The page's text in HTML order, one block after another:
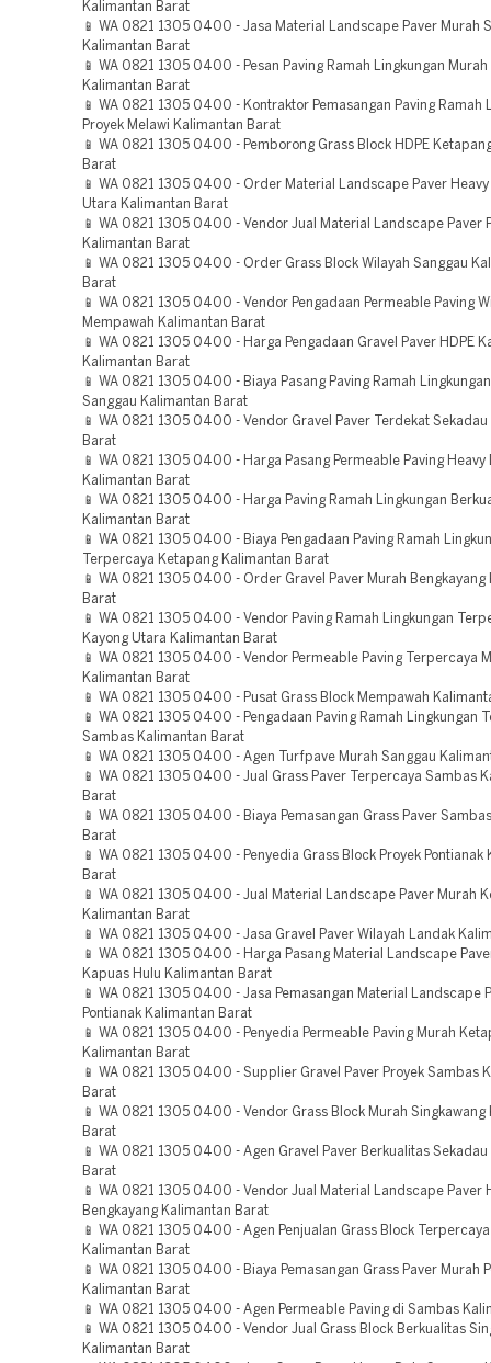
Kalimantan Barat
📱 WA 0821 1305 0400 - Jasa Material Landscape Paver Murah
Kalimantan Barat
📱 WA 0821 1305 0400 - Pesan Paving Ramah Lingkungan Murah
Kalimantan Barat
📱 WA 0821 1305 0400 - Kontraktor Pemasangan Paving Ramah
Proyek Melawi Kalimantan Barat
📱 WA 0821 1305 0400 - Pemborong Grass Block HDPE
Barat
📱 WA 0821 1305 0400 - Order Material Landscape Paver Heavy
Utara Kalimantan Barat
📱 WA 0821 1305 0400 - Vendor Jual Material Landscape Paver
Kalimantan Barat
📱 WA 0821 1305 0400 - Order Grass Block Wilayah Sanggau
Barat
📱 WA 0821 1305 0400 - Vendor Pengadaan Permeable Paving
Mempawah Kalimantan Barat
📱 WA 0821 1305 0400 - Harga Pengadaan Gravel Paver HDPE
Kalimantan Barat
📱 WA 0821 1305 0400 - Biaya Pasang Paving Ramah
Sanggau Kalimantan Barat
📱 WA 0821 1305 0400 - Vendor Gravel Paver Terdekat
Barat
📱 WA 0821 1305 0400 - Harga Pasang Permeable Paving Heavy
Kalimantan Barat
📱 WA 0821 1305 0400 - Harga Paving Ramah Lingkungan
Kalimantan Barat
📱 WA 0821 1305 0400 - Biaya Pengadaan Paving Ramah
Terpercaya Ketapang Kalimantan Barat
📱 WA 0821 1305 0400 - Order Gravel Paver Murah Bengkayang
Barat
📱 WA 0821 1305 0400 - Vendor Paving Ramah Lingkungan
Kayong Utara Kalimantan Barat
📱 WA 0821 1305 0400 - Vendor Permeable Paving Terpercaya
Kalimantan Barat
📱 WA 0821 1305 0400 - Pusat Grass Block Mempawah
📱 WA 0821 1305 0400 - Pengadaan Paving Ramah Lingkungan
Sambas Kalimantan Barat
📱 WA 0821 1305 0400 - Agen Turfpave Murah Sanggau
📱 WA 0821 1305 0400 - Jual Grass Paver Terpercaya Sambas
Barat
📱 WA 0821 1305 0400 - Biaya Pemasangan Grass Paver
Barat
📱 WA 0821 1305 0400 - Penyedia Grass Block Proyek Pontianak
Barat
📱 WA 0821 1305 0400 - Jual Material Landscape Paver Murah
Kalimantan Barat
📱 WA 0821 1305 0400 - Jasa Gravel Paver Wilayah Landak
📱 WA 0821 1305 0400 - Harga Pasang Material Landscape
Kapuas Hulu Kalimantan Barat
📱 WA 0821 1305 0400 - Jasa Pemasangan Material Landscape
Pontianak Kalimantan Barat
📱 WA 0821 1305 0400 - Penyedia Permeable Paving Murah
Kalimantan Barat
📱 WA 0821 1305 0400 - Supplier Gravel Paver Proyek Sambas
Barat
📱 WA 0821 1305 0400 - Vendor Grass Block Murah Singkawang
Barat
📱 WA 0821 1305 0400 - Agen Gravel Paver Berkualitas
Barat
📱 WA 0821 1305 0400 - Vendor Jual Material Landscape Paver
Bengkayang Kalimantan Barat
📱 WA 0821 1305 0400 - Agen Penjualan Grass Block Terpercaya
Kalimantan Barat
📱 WA 0821 1305 0400 - Biaya Pemasangan Grass Paver Murah
Kalimantan Barat
📱 WA 0821 1305 0400 - Agen Permeable Paving di Sambas
📱 WA 0821 1305 0400 - Vendor Jual Grass Block Berkualitas
Kalimantan Barat